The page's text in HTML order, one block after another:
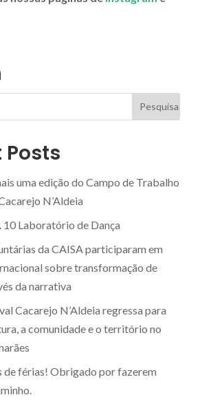
Posts
uma edição do Campo de Trabalho
N’Aldeia
10 Laboratório de Dança
da CAISA participaram em
sobre transformação de
da narrativa
Cacarejo N’Aldeia regressa para
a comunidade e o território no
de férias! Obrigado por fazerem